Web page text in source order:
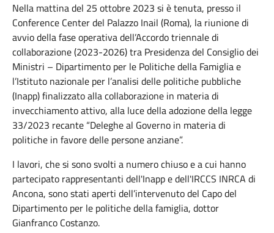
Nella mattina del 25 ottobre 2023 si è tenuta, presso il
Conference Center del Palazzo Inail (Roma), la riunione di
avvio della fase operativa dell’Accordo triennale di
collaborazione (2023-2026) tra Presidenza del Consiglio dei
Ministri – Dipartimento per le Politiche della Famiglia e
l’Istituto nazionale per l’analisi delle politiche pubbliche
(Inapp) finalizzato alla collaborazione in materia di
invecchiamento attivo, alla luce della adozione della legge
33/2023 recante “Deleghe al Governo in materia di
politiche in favore delle persone anziane”.
I lavori, che si sono svolti a numero chiuso e a cui hanno
partecipato rappresentanti dell'Inapp e dell'IRCCS INRCA di
Ancona, sono stati aperti dell’intervenuto del Capo del
Dipartimento per le politiche della famiglia, dottor
Gianfranco Costanzo.